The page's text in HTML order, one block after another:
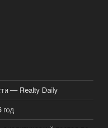
— Realty Daily
год